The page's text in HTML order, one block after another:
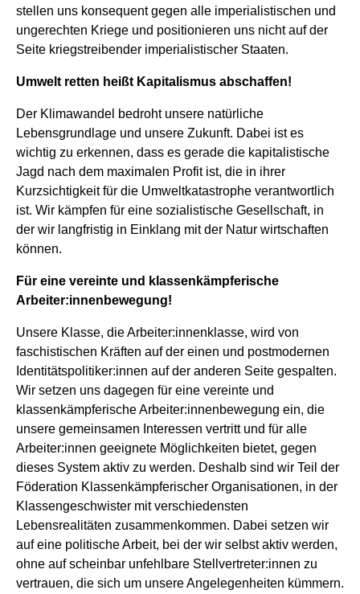
stellen uns konsequent gegen alle imperialistischen und
ungerechten Kriege und positionieren uns nicht auf der
Seite kriegstreibender imperialistischer Staaten.
Umwelt retten heißt Kapitalismus abschaffen!
Der Klimawandel bedroht unsere natürliche
Lebensgrundlage und unsere Zukunft. Dabei ist es
wichtig zu erkennen, dass es gerade die kapitalistische
Jagd nach dem maximalen Profit ist, die in ihrer
Kurzsichtigkeit für die Umweltkatastrophe verantwortlich
ist. Wir kämpfen für eine sozialistische Gesellschaft, in
der wir langfristig in Einklang mit der Natur wirtschaften
können.
Für eine vereinte und klassenkämpferische
Arbeiter:innenbewegung!
Unsere Klasse, die Arbeiter:innenklasse, wird von
faschistischen Kräften auf der einen und postmodernen
Identitätspolitiker:innen auf der anderen Seite gespalten.
Wir setzen uns dagegen für eine vereinte und
klassenkämpferische Arbeiter:innenbewegung ein, die
unsere gemeinsamen Interessen vertritt und für alle
Arbeiter:innen geeignete Möglichkeiten bietet, gegen
dieses System aktiv zu werden. Deshalb sind wir Teil der
Föderation Klassenkämpferischer Organisationen, in der
Klassengeschwister mit verschiedensten
Lebensrealitäten zusammenkommen. Dabei setzen wir
auf eine politische Arbeit, bei der wir selbst aktiv werden,
ohne auf scheinbar unfehlbare Stellvertreter:innen zu
vertrauen, die sich um unsere Angelegenheiten kümmern.